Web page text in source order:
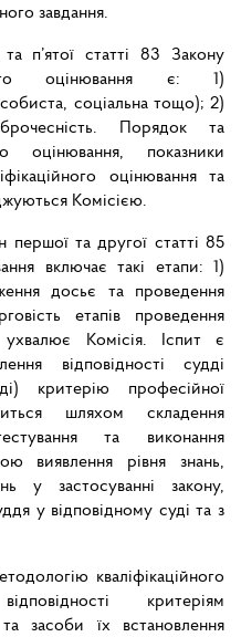
завдання.
п’ятої статті 83 Закону
оцінювання є: 1)
соціальна тощо); 2)
Порядок та
оцінювання, показники
оцінювання та
Комісією.
першої та другої статті 85
включає такі етапи: 1)
досьє та проведення
етапів проведення
ухвалює Комісія. Іспит є
відповідності судді
критерію професійної
шляхом складення
та виконання
виявлення рівня знань,
у застосуванні закону,
у відповідному суді та з
кваліфікаційного
критеріям
та засоби їх встановлення